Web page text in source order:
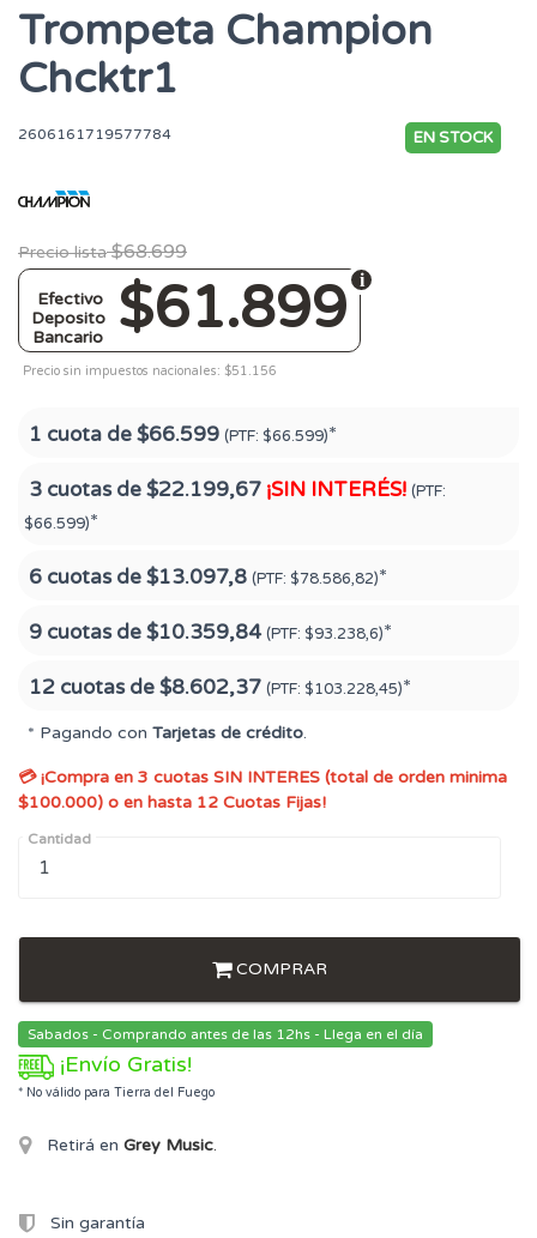
Trompeta Champion
Chcktr1
2606161719577784 EN STOCK
Precio lista $68.699
$61.899
Efectivo
Deposito
Bancario
Precio sin impuestos nacionales: $51.156
1 cuota de$66.599 (PTF: $66.599)*
3 cuotas de$22.199,67 ¡SIN INTERÉS! (PTF:
$66.599)*
6 cuotas de$13.097,8 (PTF: $78.586,82)*
9 cuotas de$10.359,84 (PTF: $93.238,6)*
12 cuotas de$8.602,37 (PTF: $103.228,45)*
* Pagando con Tarjetas de crédito.
💳 ¡Compra en 3 cuotas SIN INTERES (total de orden minima
$100.000) o en hasta 12 Cuotas Fijas!
Cantidad
COMPRAR
Sabados - Comprando antes de las 12hs - Llega en el día
¡Envío Gratis!
* No válido para Tierra del Fuego
Retirá en Grey Music.
Sin garantía